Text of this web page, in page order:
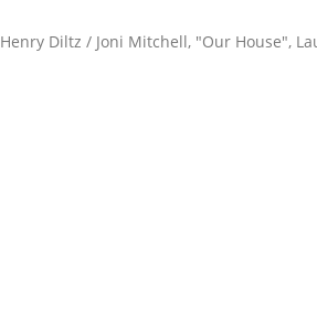
Henry Diltz / Joni Mitchell, "Our House",